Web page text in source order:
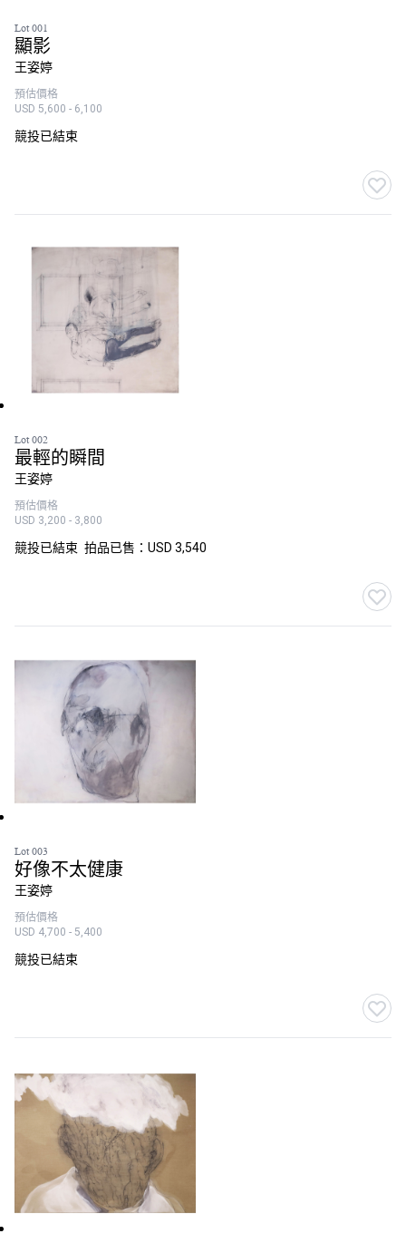
Lot 001
顯影
王姿婷
預估價格
USD 5,600 - 6,100
競投已結束
Lot 002
最輕的瞬間
王姿婷
預估價格
USD 3,200 - 3,800
競投已結束 拍品已售：USD 3,540
Lot 003
好像不太健康
王姿婷
預估價格
USD 4,700 - 5,400
競投已結束